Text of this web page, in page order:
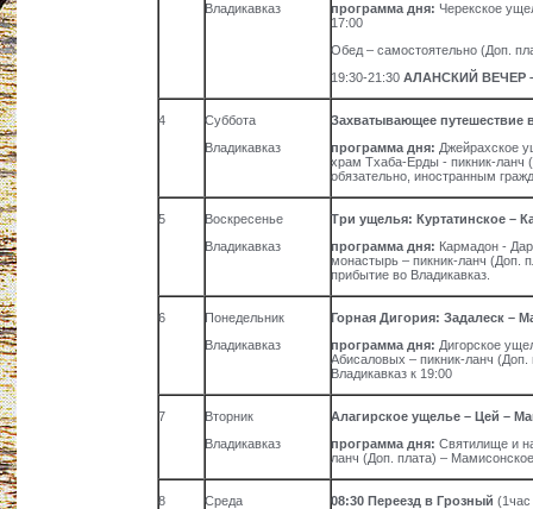
Владикавказ
программа дня:Черекское
17:00
Обед – самостоятельно (Доп.
19:30-21:30АЛАНСКИЙ ВЕЧЕР
4
Суббота
Владикавказ
Захватывающее
программа дня: Джейрахское
храм Тхаба-Ерды - пикник-ланч
обязательно, иностранным
5
Воскресенье
Владикавказ
Три ущелья: Куртатинское –
программа дня: Кармадон -
монастырь – пикник-ланч (Доп.
прибытие во Владикавказ.
6
Понедельник
Владикавказ
Горная Дигория: Задалеск –
программа дня: Дигорское
Абисаловых – пикник-ланч
Владикавказ к 19:00
7
Вторник
Владикавказ
Алагирское ущелье – Цей –
программа дня:Святилище и
ланч (Доп. плата) –
8
Среда
08:30 Переезд в Грозный